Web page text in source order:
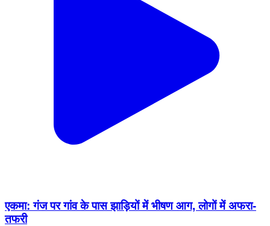
एकमा: गंज पर गांव के पास झाड़ियों में भीषण आग, लोगों में अफरा-
तफरी